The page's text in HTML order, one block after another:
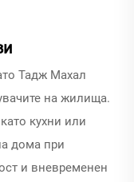
Тадж Махал
на жилища.
кухни или
дома при
и вневременен